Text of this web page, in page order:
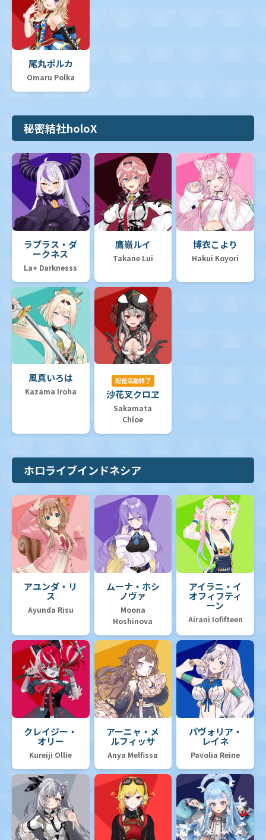
尾丸ポルカ
Omaru Polka
秘密結社holoX
ラプラス・ダ
ークネス
La+ Darknesss
鷹嶺ルイ
Takane Lui
博衣こより
Hakui Koyori
風真いろは
Kazama Iroha
配信活動終了
沙花叉クロヱ
Sakamata
Chloe
ホロライブインドネシア
アユンダ・リ
ス
Ayunda Risu
ムーナ・ホシ
ノヴァ
Moona
Hoshinova
アイラニ・イ
オフィフティ
ーン
Airani Iofifteen
クレイジー・
オリー
Kureiji Ollie
アーニャ・メ
ルフィッサ
Anya Melfissa
パヴォリア・
レイネ
Pavolia Reine